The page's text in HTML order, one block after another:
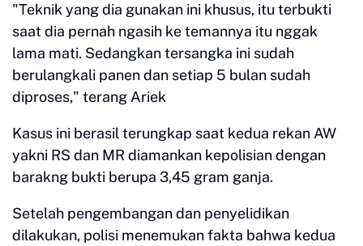
"Teknik yang dia gunakan ini khusus, itu terbukti
saat dia pernah ngasih ke temannya itu nggak
lama mati. Sedangkan tersangka ini sudah
berulangkali panen dan setiap 5 bulan sudah
diproses," terang Ariek
Kasus ini berasil terungkap saat kedua rekan AW
yakni RS dan MR diamankan kepolisian dengan
barakng bukti berupa 3,45 gram ganja.
Setelah pengembangan dan penyelidikan
dilakukan, polisi menemukan fakta bahwa kedua